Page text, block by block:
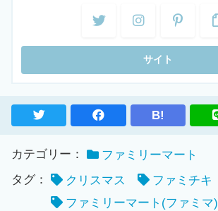
B!
カテゴリー：
ファミリーマート
タグ：
クリスマス
ファミチキ
ファミリーマート(ファミマ)